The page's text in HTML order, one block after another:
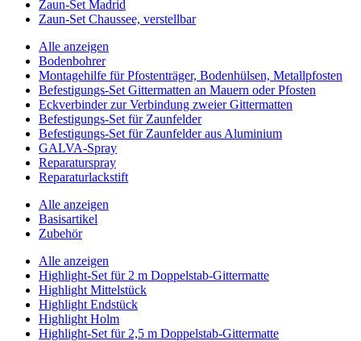
Zaun-Set Madrid
Zaun-Set Chaussee, verstellbar
Alle anzeigen
Bodenbohrer
Montagehilfe für Pfostenträger, Bodenhülsen, Metallpfosten
Befestigungs-Set Gittermatten an Mauern oder Pfosten
Eckverbinder zur Verbindung zweier Gittermatten
Befestigungs-Set für Zaunfelder
Befestigungs-Set für Zaunfelder aus Aluminium
GALVA-Spray
Reparaturspray
Reparaturlackstift
Alle anzeigen
Basisartikel
Zubehör
Alle anzeigen
Highlight-Set für 2 m Doppelstab-Gittermatte
Highlight Mittelstück
Highlight Endstück
Highlight Holm
Highlight-Set für 2,5 m Doppelstab-Gittermatte